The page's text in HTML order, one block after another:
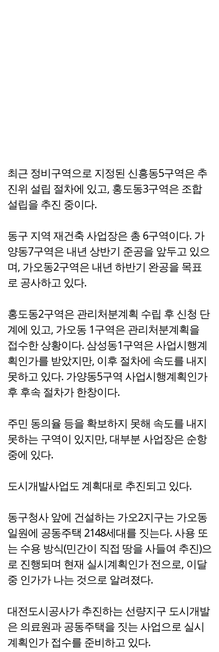
최근 정비구역으로 지정된 신흥동5구역은 추
진위 설립 절차에 있고, 홍도동3구역은 조합
설립을 추진 중이다.
동구 지역 재건축 사업장은 총 6구역이다. 가
양동7구역은 내년 상반기 준공을 앞두고 있으
며, 가오동2구역은 내년 하반기 완공을 목표
로 공사하고 있다.
홍도동2구역은 관리처분계획 수립 후 신청 단
계에 있고, 가오동 1구역은 관리처분계획을
접수한 상황이다. 삼성동1구역은 사업시행계
획인가를 받았지만, 이후 절차에 속도를 내지
못하고 있다. 가양동5구역 사업시행계획인가
후 후속 절차가 한창이다.
주민 동의율 등을 확보하지 못해 속도를 내지
못하는 구역이 있지만, 대부분 사업장은 순항
중에 있다.
도시개발사업도 계획대로 추진되고 있다.
동구청사 앞에 건설하는 가오2지구는 가오동
일원에 공동주택 2148세대를 짓는다. 사용 또
는 수용 방식(민간이 직접 땅을 사들여 추진)으
로 진행되며 현재 실시계획인가 전으로, 이달
중 인가가 나는 것으로 알려졌다.
대전도시공사가 추진하는 선량지구 도시개발
은 의료원과 공동주택을 짓는 사업으로 실시
계획인가 접수를 준비하고 있다.